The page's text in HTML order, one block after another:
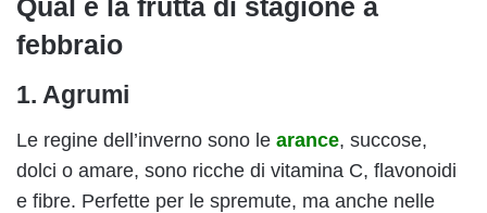
febbraio
1. Agrumi
Le regine dell’inverno sono le arance, succose,
dolci o amare, sono ricche di vitamina C, flavonoidi
e fibre. Perfette per le spremute, ma anche nelle